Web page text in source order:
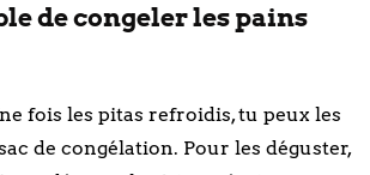
de congeler les pains
fois les pitas refroidis, tu peux les
de congélation. Pour les déguster,